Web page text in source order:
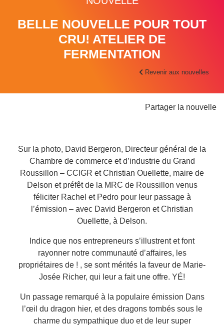
BELLE NOUVELLE POUR TOUT
CRU! ATELIER DE
FERMENTATION
Revenir aux nouvelles
Partager la nouvelle
Sur la photo, David Bergeron, Directeur général de la
Chambre de commerce et d’industrie du Grand
Roussillon – CCIGR etChristian Ouellette, maire de
Delson et préfêt de la MRC de Roussillon venus
féliciter Rachel et Pedro pour leur passage à
l’émission – avec David Bergeron etChristian
Ouellette, à Delson.
Indice que nos entrepreneurs s’illustrent et font
rayonner notre communauté d’affaires, les
propriétaires de ! , se sont mérités la faveur de Marie-
Josée Richer, qui leur a fait une offre. YÉ!
Un passage remarqué à la populaire émission Dans
l’œil du dragon hier, et des dragons tombés sous le
charme du sympathique duo et de leur super